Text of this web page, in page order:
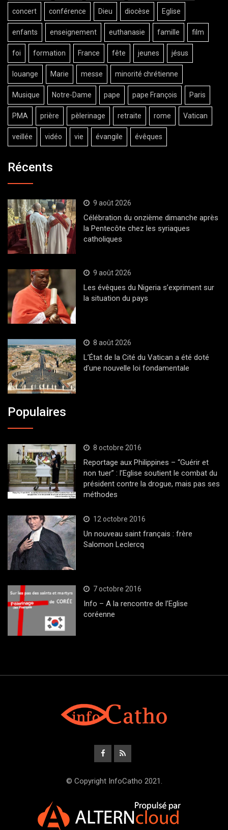
concert conférence Dieu diocèse Eglise
enfants enseignement euthanasie famille film
foi formation France fête jeunes jésus
louange Marie messe minorité chrétienne
Musique Notre-Dame pape pape François Paris
PMA prière pèlerinage retraite rome Vatican
veillée vidéo vie évangile évêques
Récents
9 août 2026
Célébration du onzième dimanche après
la Pentecôte chez les syriaques
catholiques
9 août 2026
Les évêques du Nigeria s’expriment sur
la situation du pays
8 août 2026
L’État de la Cité du Vatican a été doté
d’une nouvelle loi fondamentale
Populaires
8 octobre 2016
Reportage aux Philippines – “Guérir et
non tuer” : l’Eglise soutient le combat du
président contre la drogue, mais pas ses
méthodes
12 octobre 2016
Un nouveau saint français : frère
Salomon Leclercq
7 octobre 2016
Info – A la rencontre de l’Eglise
coréenne
© Copyright InfoCatho 2021.